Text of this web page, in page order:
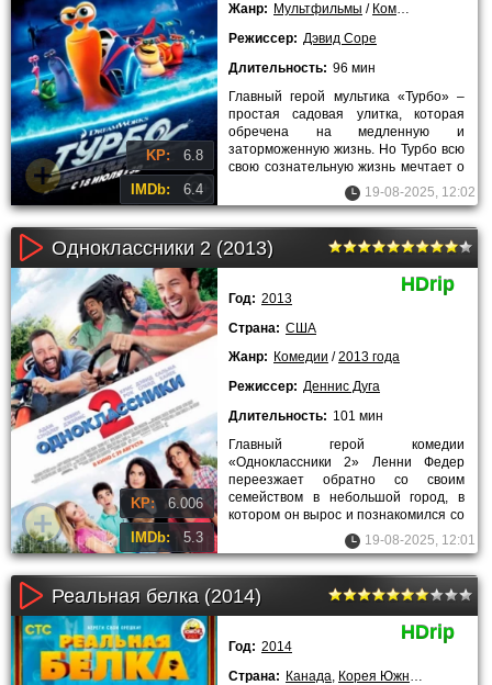
KP: 6.8
IMDb: 6.4
Жанр: Мультфильмы / Комедии
Режиссер: Дэвид Соре
Длительность: 96 мин
Главный герой мультика «Турбо» –
простая садовая улитка, которая
обречена на медленную и
заторможенную жизнь. Но Турбо всю
свою сознательную жизнь мечтает о
скорости. Да он самая быстрая
19-08-2025, 12:02
Одноклассники 2 (2013)
KP: 6.006
IMDb: 5.3
HDrip
Год: 2013
Страна: США
Жанр: Комедии /2013 года
Режиссер: Деннис Дуга
Длительность: 101 мин
Главный герой комедии
«Одноклассники 2» Ленни Федер
переезжает обратно со своим
семейством в небольшой город, в
котором он вырос и познакомился со
всеми своими друзьями. События в
19-08-2025, 12:01
Реальная белка (2014)
HDrip
Год: 2014
Страна: Канада Корея Южная